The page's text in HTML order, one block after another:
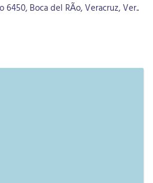
6450, Boca del RÃ­o, Veracruz, Ver..